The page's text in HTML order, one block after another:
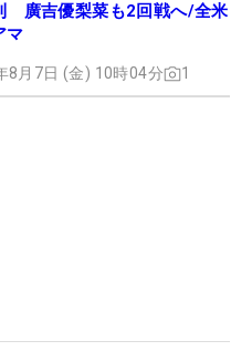
廣吉優梨菜も2回戦へ/全米
マ
8月7日 (金) 10時04分 1